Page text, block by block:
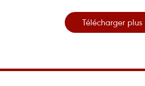
Télécharger plus